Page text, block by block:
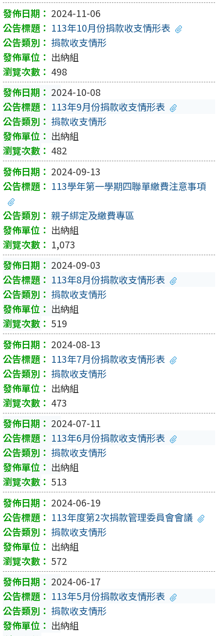
2024-11-06
113年10月份捐款收支情形表
捐款收支情形
出納組
498
2024-10-08
113年9月份捐款收支情形表
捐款收支情形
出納組
482
2024-09-13
113學年第一學期四聯單繳費注意事項
親子綁定及繳費專區
出納組
1,073
2024-09-03
113年8月份捐款收支情形表
捐款收支情形
出納組
519
2024-08-13
113年7月份捐款收支情形表
捐款收支情形
出納組
473
2024-07-11
113年6月份捐款收支情形表
捐款收支情形
出納組
513
2024-06-19
113年度第2次捐款管理委員會會議
捐款收支情形
出納組
572
2024-06-17
113年5月份捐款收支情形表
捐款收支情形
出納組